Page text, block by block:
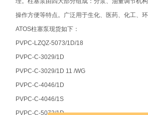
操作方便等特点。广泛用于生化、医药、化工、
ATOS柱塞泵现货如下：
PVPC-LZQZ-5073/1D/18
PVPC-C-3029/1D
PVPC-C-3029/1D 11 /WG
PVPC-C-4046/1D
PVPC-C-4046/1S
PVPC-C-5073/1D